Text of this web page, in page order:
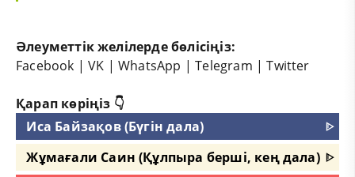
Әлеуметтік желілерде бөлісіңіз:
Facebook |VK |WhatsApp |Telegram |Twitter
Қарап көріңіз 👇
Иса Байзақов (Бүгін дала)
ᐈ
Жұмағали Саин (Құлпыра берші, кең дала) ᐈ